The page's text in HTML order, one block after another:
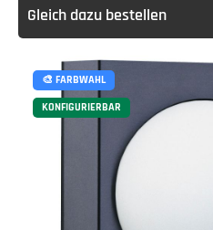
Gleich dazu bestellen
🎨 FARBWAHL
KONFIGURIERBAR